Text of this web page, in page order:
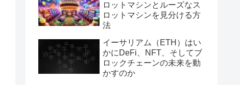
ロットマシンとルーズなス
ロットマシンを見分ける方
法
イーサリアム（ETH）はい
かにDeFi、NFT、そしてブ
ロックチェーンの未来を動
かすのか